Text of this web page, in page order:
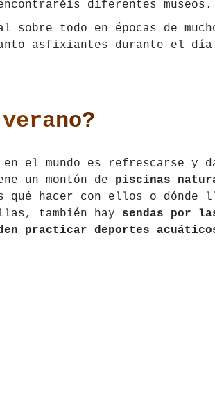
diferentes museos.
sobre todo en épocas de
asfixiantes durante el
el mundo es refrescarse y
un montón de piscinas
qué hacer con ellos o dónde
también hay sendas por
practicar deportes